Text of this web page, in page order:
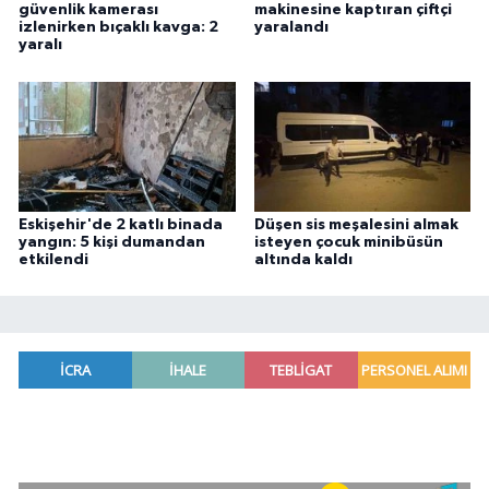
güvenlik kamerası
izlenirken bıçaklı kavga: 2
yaralı
makinesine kaptıran çiftçi
yaralandı
Eskişehir'de 2 katlı binada
yangın: 5 kişi dumandan
etkilendi
Düşen sis meşalesini almak
isteyen çocuk minibüsün
altında kaldı